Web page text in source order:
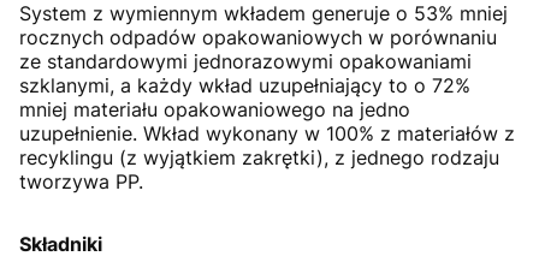
System z wymiennym wkładem generuje o 53% mniej
rocznych odpadów opakowaniowych w porównaniu
ze standardowymi jednorazowymi opakowaniami
szklanymi, a każdy wkład uzupełniający to o 72%
mniej materiału opakowaniowego na jedno
uzupełnienie. Wkład wykonany w 100% z materiałów z
recyklingu (z wyjątkiem zakrętki), z jednego rodzaju
tworzywa PP.
Składniki